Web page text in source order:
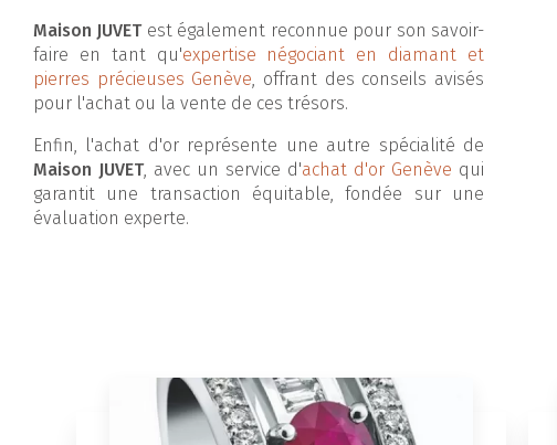
Maison JUVETest également reconnue pour son savoir-
faire en tant qu'expertise négociant en diamant et
pierres précieuses Genève , offrant des conseils avisés
pour l'achat ou la vente de ces trésors.
Enfin, l'achat d'or représente une autre spécialité de
Maison JUVET, avec un service d'achat d'or Genève qui
garantit une transaction équitable, fondée sur une
évaluation experte.